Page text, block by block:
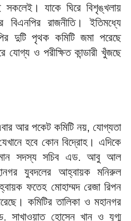
সকলেই। যাকে ঘিরে বিশৃঙ্খলায়
বিএনপির রাজনীতি। ইতিমধ্যে
দুটি পৃথক কমিটি জমা পরেছে
যোগ্য ও পরীক্ষিত কান্ডারী খুঁজছে
আর পকেট কমিটি নয়, যোগ্যতা
হবে কোন বিদ্রোহ। এদিকে
সদস্য সচিব এড. আবু আল
যুবদলের আহ্বায়ক মনিরুল
ফতেহ মোহাম্মদ রেজা রিপন
কমিটির তালিকা ও মহানগর
সাখাওয়াত হোসেন খান ও যুগ্ম